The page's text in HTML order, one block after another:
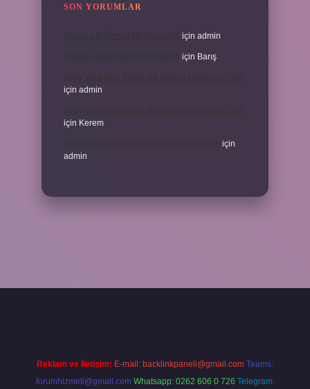
SON YORUMLAR
için admin
için Barış
için admin
için Kerem
için
admin
Reklam ve İletişim: E-mail: backlinkpaneli@gmail.com Teams:
forumhizmeti@gmail.com Whatsapp: 0262 606 0 726 Telegram: